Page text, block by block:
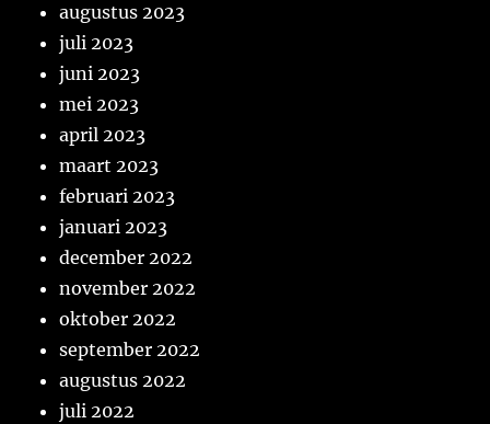
augustus 2023
juli 2023
juni 2023
mei 2023
april 2023
maart 2023
februari 2023
januari 2023
december 2022
november 2022
oktober 2022
september 2022
augustus 2022
juli 2022